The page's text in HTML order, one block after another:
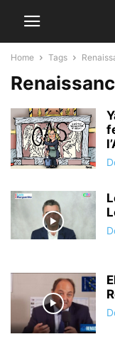
Home Tags